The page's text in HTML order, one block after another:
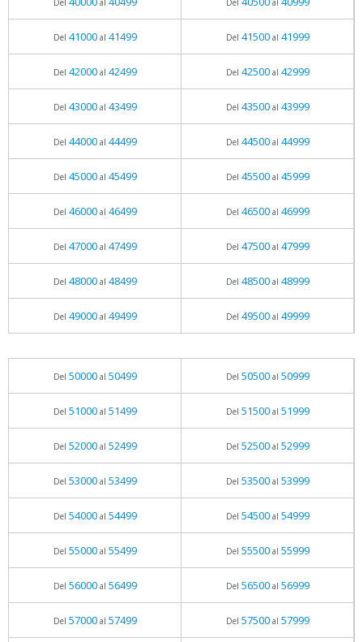
Del al Del al
Del 41000al 41499 Del 41500al 41999
Del 42000al 42499 Del 42500al 42999
Del 43000al 43499 Del 43500al 43999
Del 44000al 44499 Del 44500al 44999
Del 45000al 45499 Del 45500al 45999
Del 46000al 46499 Del 46500al 46999
Del 47000al 47499 Del 47500al 47999
Del 48000al 48499 Del 48500al 48999
Del 49000al 49499 Del 49500al 49999
Del 50000al 50499 Del 50500al 50999
Del 51000al 51499 Del 51500al 51999
Del 52000al 52499 Del 52500al 52999
Del 53000al 53499 Del 53500al 53999
Del 54000al 54499 Del 54500al 54999
Del 55000al 55499 Del 55500al 55999
Del 56000al 56499 Del 56500al 56999
Del 57000al 57499 Del 57500al 57999